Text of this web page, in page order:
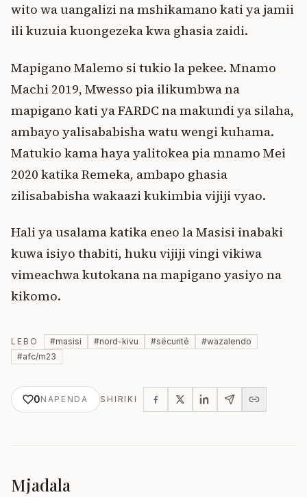
wito wa uangalizi na mshikamano kati ya jamii
ili kuzuia kuongezeka kwa ghasia zaidi.
Mapigano Malemo si tukio la pekee. Mnamo
Machi 2019, Mwesso pia ilikumbwa na
mapigano kati ya FARDC na makundi ya silaha,
ambayo yalisababisha watu wengi kuhama.
Matukio kama haya yalitokea pia mnamo Mei
2020 katika Remeka, ambapo ghasia
zilisababisha wakaazi kukimbia vijiji vyao.
Hali ya usalama katika eneo la Masisi inabaki
kuwa isiyo thabiti, huku vijiji vingi vikiwa
vimeachwa kutokana na mapigano yasiyo na
kikomo.
LEBO #masisi #nord-kivu #sécurité #wazalendo
#afc/m23
0NAPENDA SHIRIKI
Mjadala